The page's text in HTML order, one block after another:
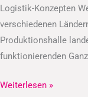
Logistik-Konzepten
verschiedenen
Produktionshalle
funktionierenden
Weiterlesen »